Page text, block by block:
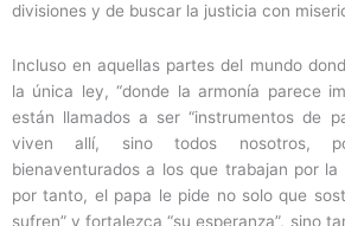
divisiones y de buscar la justicia con
Incluso en aquellas partes del mundo
la única ley, “donde la armonía parece
están llamados a ser “instrumentos de
viven allí, sino todos nosotros,
bienaventurados a los que trabajan por la
por tanto, el papa le pide no solo que
sufren” y fortalezca “su esperanza”, sino